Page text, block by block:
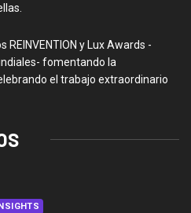
y Lux Awards -
fomentando la
el trabajo extraordinario
INSIGHTS